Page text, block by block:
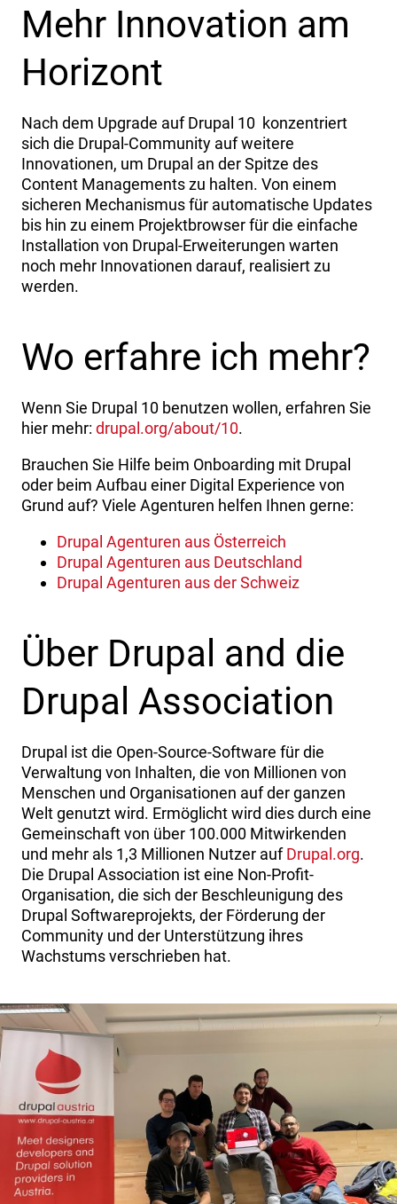
Mehr Innovation am
Horizont
Nach dem Upgrade auf Drupal 10 konzentriert
sich die Drupal-Community auf weitere
Innovationen, um Drupal an der Spitze des
Content Managements zu halten. Von einem
sicheren Mechanismus für automatische Updates
bis hin zu einem Projektbrowser für die einfache
Installation von Drupal-Erweiterungen warten
noch mehr Innovationen darauf, realisiert zu
werden.
Wo erfahre ich mehr?
Wenn Sie Drupal 10 benutzen wollen, erfahren Sie
hier mehr: drupal.org/about/10.
Brauchen Sie Hilfe beim Onboarding mit Drupal
oder beim Aufbau einer Digital Experience von
Grund auf? Viele Agenturen helfen Ihnen gerne:
Drupal Agenturen aus Österreich
Drupal Agenturen aus Deutschland
Drupal Agenturen aus der Schweiz
Über Drupal and die
Drupal Association
Drupal ist die Open-Source-Software für die
Verwaltung von Inhalten, die von Millionen von
Menschen und Organisationen auf der ganzen
Welt genutzt wird. Ermöglicht wird dies durch eine
Gemeinschaft von über 100.000 Mitwirkenden
und mehr als 1,3 Millionen Nutzer aufDrupal.org.
Die Drupal Association ist eine Non-Profit-
Organisation, die sich der Beschleunigung des
Drupal Softwareprojekts, der Förderung der
Community und der Unterstützung ihres
Wachstums verschrieben hat.